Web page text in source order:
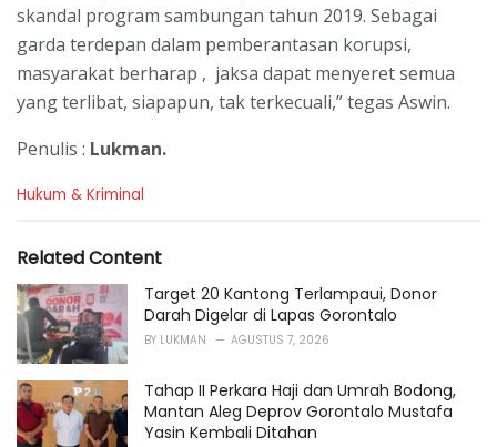
skandal program sambungan tahun 2019. Sebagai
garda terdepan dalam pemberantasan korupsi,
masyarakat berharap , jaksa dapat menyeret semua
yang terlibat, siapapun, tak terkecuali,” tegas Aswin.
Penulis : Lukman.
C
e
o
r
i
e
:
Hukum & Kriminal
Related Content
Target 20 Kantong Terlampaui, Donor
Darah Digelar di Lapas Gorontalo
BY LUKMAN AGUSTUS 7, 2026
Tahap II Perkara Haji dan Umrah Bodong,
Mantan Aleg Deprov Gorontalo Mustafa
Yasin Kembali Ditahan